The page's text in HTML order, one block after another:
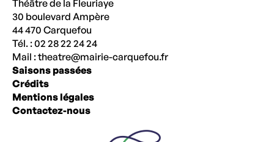
Théâtre de la Fleuriaye
30 boulevard Ampère
44 470 Carquefou
Tél. : 02 28 22 24 24
Mail :theatre@mairie-carquefou.fr
Saisons passées
Crédits
Mentions légales
Contactez-nous